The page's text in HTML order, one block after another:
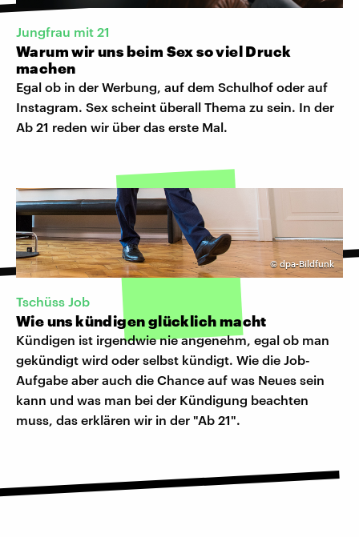
Jungfrau mit 21
Warum wir uns beim Sex so viel Druck
machen
Egal ob in der Werbung, auf dem Schulhof oder auf
Instagram. Sex scheint überall Thema zu sein. In der
Ab 21 reden wir über das erste Mal.
© dpa-Bildfunk
Tschüss Job
Wie uns kündigen glücklich macht
Kündigen ist irgendwie nie angenehm, egal ob man
gekündigt wird oder selbst kündigt. Wie die Job-
Aufgabe aber auch die Chance auf was Neues sein
kann und was man bei der Kündigung beachten
muss, das erklären wir in der "Ab 21".